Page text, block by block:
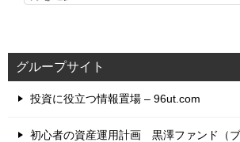
グループサイト
投資に役立つ情報置場 – 96ut.com
初心者の資産運用計画 黒澤ファンド（ブ